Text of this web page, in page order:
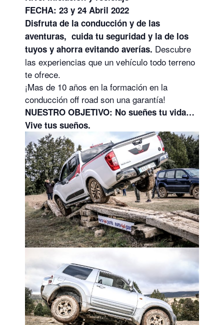
FECHA: 23 y 24 Abril 2022
Disfruta de la conducción y de las
aventuras, cuida tu seguridad y la de los
tuyos y ahorra evitando averías. Descubre
las experiencias que un vehículo todo terreno
te ofrece.
¡Mas de 10 años en la formación en la
conducción off road son una garantía!
NUESTRO OBJETIVO: No sueñes tu vida…
Vive tus sueños.